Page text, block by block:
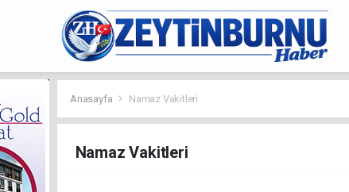
Anasayfa Namaz Vakitleri
Namaz Vakitleri